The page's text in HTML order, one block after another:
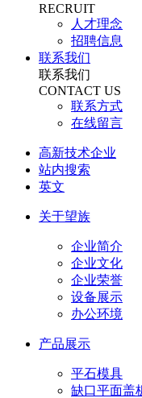
RECRUIT
人才理念
招聘信息
联系我们
联系我们
CONTACT US
联系方式
在线留言
高新技术企业
站内搜索
英文
关于望族
企业简介
企业文化
企业荣誉
设备展示
办公环境
产品展示
平石模具
缺口平面盖